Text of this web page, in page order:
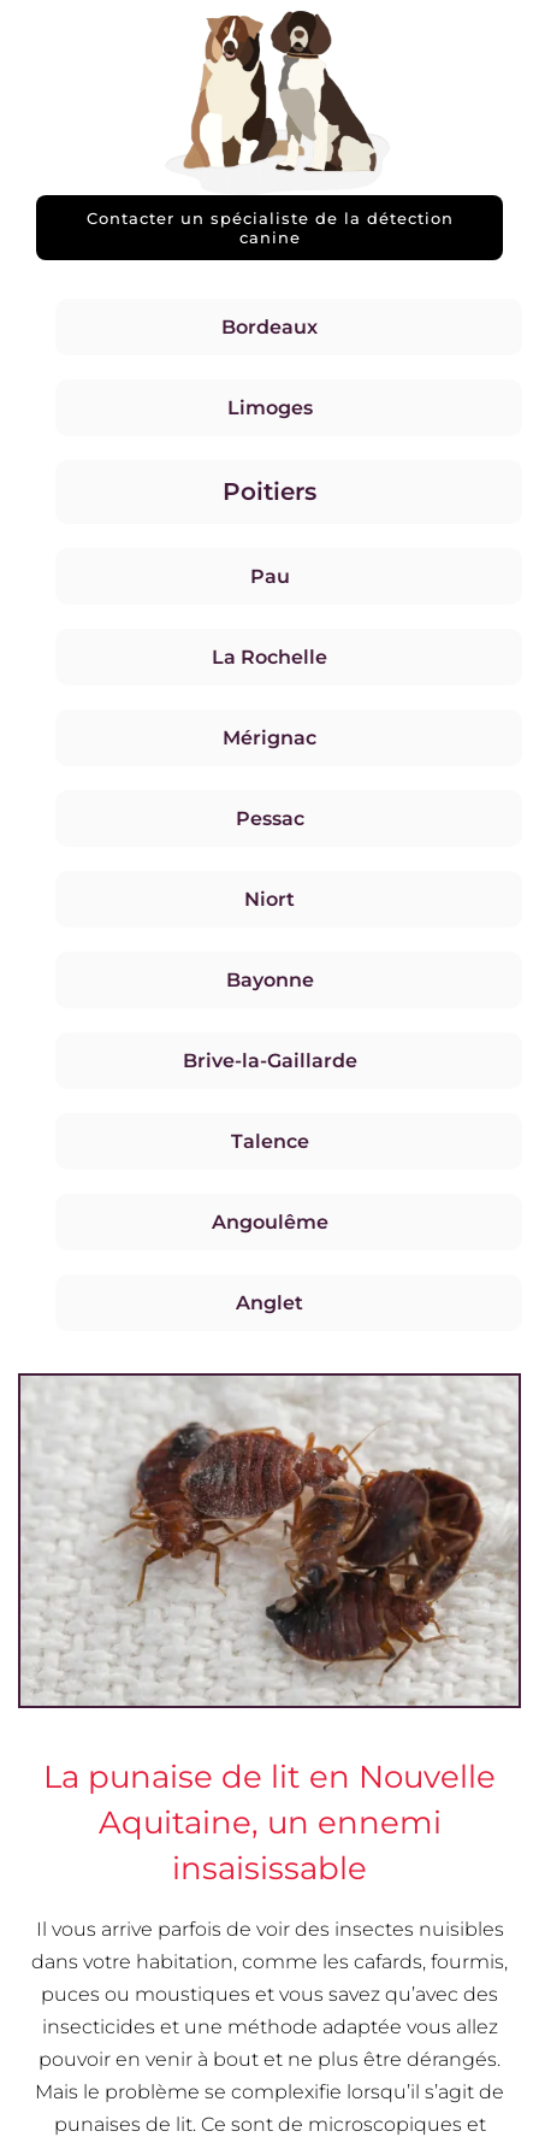
Contacter un spécialiste de la détection
canine
Bordeaux
Limoges
Poitiers
Pau
La Rochelle
Mérignac
Pessac
Niort
Bayonne
Brive-la-Gaillarde
Talence
Angoulême
Anglet
La punaise de lit en Nouvelle
Aquitaine, un ennemi
insaisissable
Il vous arrive parfois de voir des insectes nuisibles
dans votre habitation, comme les cafards, fourmis,
puces ou moustiques et vous savez qu’avec des
insecticides et une méthode adaptée vous allez
pouvoir en venir à bout et ne plus être dérangés.
Mais le problème se complexifie lorsqu’il s’agit de
punaises de lit. Ce sont de microscopiques et